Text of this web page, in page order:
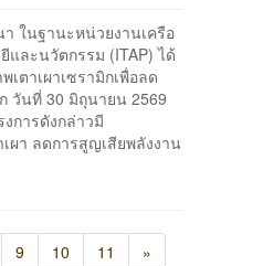
ในฐานะหน่วยงานเครือ
ละนวัตกรรม (ITAP) ได้
ตาเผาเซรามิกเพื่อลด
วันที่ 30 มิถุนายน 2569
การดังกล่าวมี
ผา ลดการสูญเสียพลังงาน
9 10 11 »